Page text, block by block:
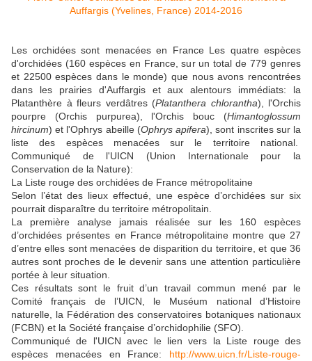
Les orchidées sont menacées en France Les quatre espèces
d'orchidées (160 espèces en France, sur un total de 779 genres
et 22500 espèces dans le monde) que nous avons rencontrées
dans les prairies d'Auffargis et aux alentours immédiats: la
Platanthère à fleurs verdâtres (Platanthera chlorantha), l'Orchis
pourpre (Orchis purpurea), l'Orchis bouc (Himantoglossum
hircinum) et l'Ophrys abeille (Ophrys apifera), sont inscrites sur la
liste des espèces menacées sur le territoire national.
Communiqué de l'UICN (Union Internationale pour la
Conservation de la Nature):
La Liste rouge des orchidées de France métropolitaine
Selon l’état des lieux effectué, une espèce d’orchidées sur six
pourrait disparaître du territoire métropolitain.
La première analyse jamais réalisée sur les 160 espèces
d’orchidées présentes en France métropolitaine montre que 27
d’entre elles sont menacées de disparition du territoire, et que 36
autres sont proches de le devenir sans une attention particulière
portée à leur situation.
Ces résultats sont le fruit d’un travail commun mené par le
Comité français de l’UICN, le Muséum national d’Histoire
naturelle, la Fédération des conservatoires botaniques nationaux
(FCBN) et la Société française d’orchidophilie (SFO).
Communiqué de l'UICN avec le lien vers la Liste rouge des
espèces menacées en France: http://www.uicn.fr/Liste-rouge-